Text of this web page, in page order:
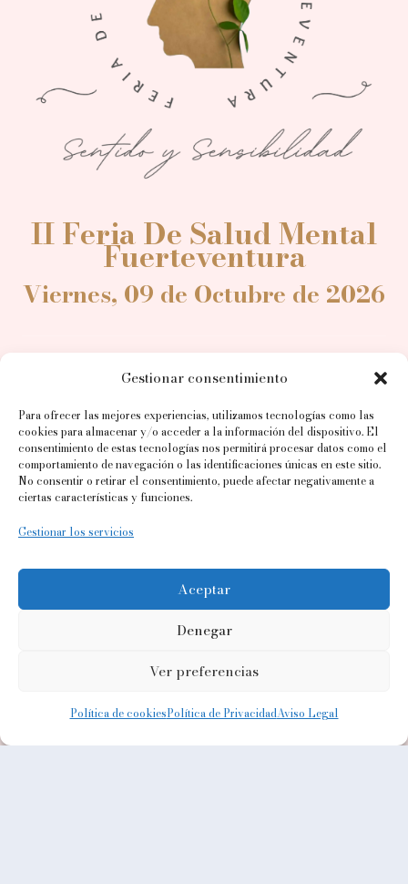
Gestionar consentimiento
Para ofrecer las mejores experiencias, utilizamos tecnologías como las
cookies para almacenar y/o acceder a la información del dispositivo. El
consentimiento de estas tecnologías nos permitirá procesar datos como el
comportamiento de navegación o las identificaciones únicas en este sitio.
No consentir o retirar el consentimiento, puede afectar negativamente a
ciertas características y funciones.
Gestionar los servicios
Aceptar
Denegar
Ver preferencias
Política de cookiesPolítica de PrivacidadAviso Legal
II Feria De Salud Mental
Fuerteventura
Viernes, 09 de Octubre de 2026
EL PROGRAMA
EL PROYECTO
PROFESIONALES
NOTICIAS